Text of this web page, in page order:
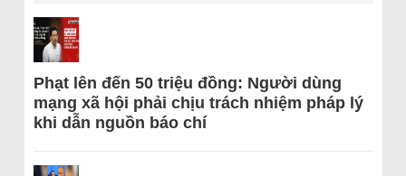
Phạt lên đến 50 triệu đồng: Người dùng
mạng xã hội phải chịu trách nhiệm pháp lý
khi dẫn nguồn báo chí